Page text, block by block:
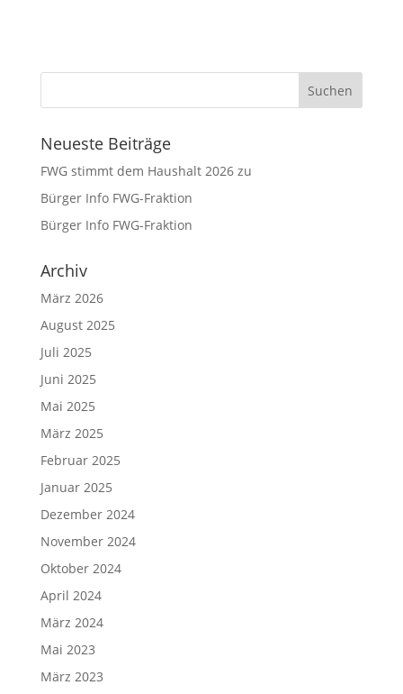
Neueste Beiträge
FWG stimmt dem Haushalt 2026 zu
Bürger Info FWG-Fraktion
Bürger Info FWG-Fraktion
Archiv
März 2026
August 2025
Juli 2025
Juni 2025
Mai 2025
März 2025
Februar 2025
Januar 2025
Dezember 2024
November 2024
Oktober 2024
April 2024
März 2024
Mai 2023
März 2023